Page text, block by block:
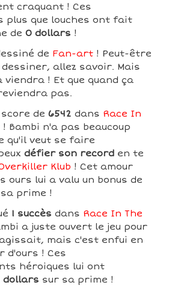
craquant ! Ces
plus que louches ont fait
de 0 dollars !
de Fan-art ! Peut-être
allez savoir. Mais
viendra ! Et que quand ça
pas.
de 6542 dans Race In
! Bambi n'a pas beaucoup
qu'il veut se faire
défier son record en te
Klub ! Cet amour
ours lui a valu un bonus de
prime !
1 succès dans Race In The
a juste ouvert le jeu pour
mais c'est enfui en
d'ours ! Ces
héroiques lui ont
dollars sur sa prime !